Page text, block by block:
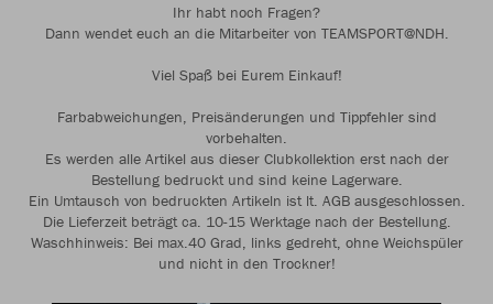
Ihr habt noch Fragen?
Dann wendet euch an die Mitarbeiter von TEAMSPORT@NDH.
Viel Spaß bei Eurem Einkauf!
Farbabweichungen, Preisänderungen und Tippfehler sind
vorbehalten.
Es werden alle Artikel aus dieser Clubkollektion erst nach der
Bestellung bedruckt und sind keine Lagerware.
Ein Umtausch von bedruckten Artikeln ist lt. AGB ausgeschlossen.
Die Lieferzeit beträgt ca. 10-15 Werktage nach der Bestellung.
Waschhinweis: Bei max.40 Grad, links gedreht, ohne Weichspüler
und nicht in den Trockner!